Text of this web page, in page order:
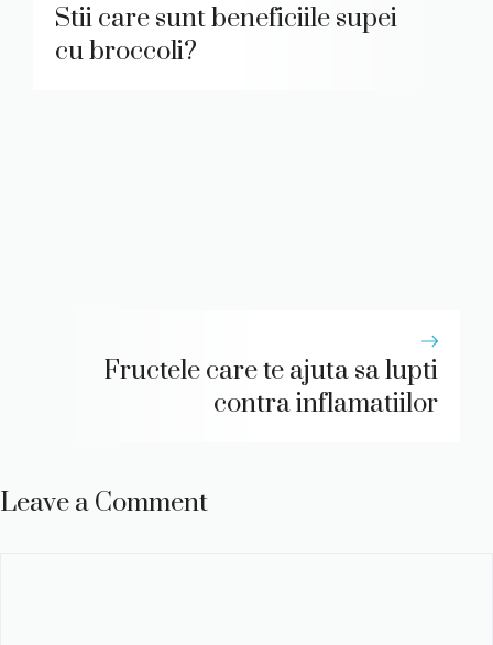
Stii care sunt beneficiile supei
cu broccoli?
Fructele care te ajuta sa lupti
contra inflamatiilor
Leave a Comment